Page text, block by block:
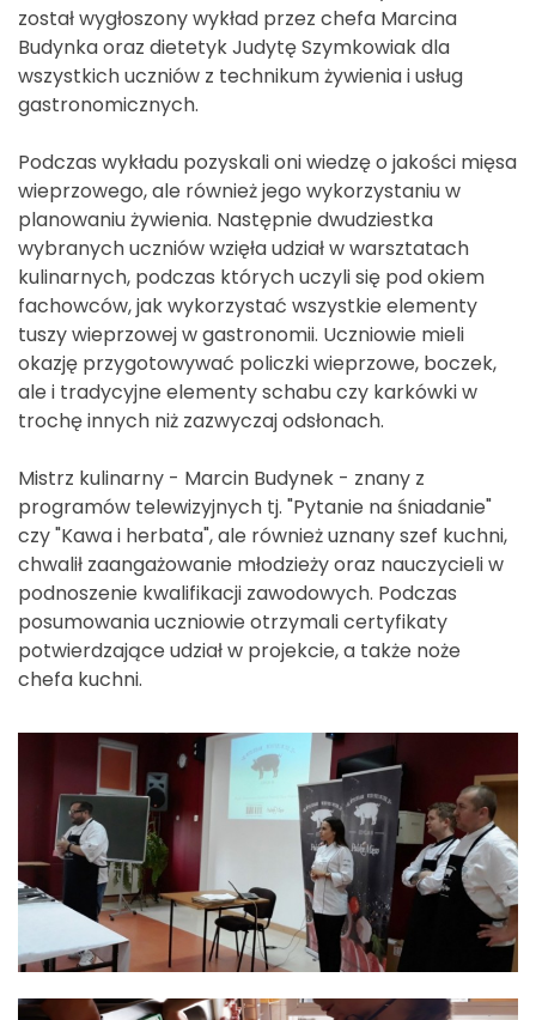
został wygłoszony wykład przez chefa Marcina
Budynka oraz dietetyk Judytę Szymkowiak dla
wszystkich uczniów z technikum żywienia i usług
gastronomicznych.
Podczas wykładu pozyskali oni wiedzę o jakości mięsa
wieprzowego, ale również jego wykorzystaniu w
planowaniu żywienia. Następnie dwudziestka
wybranych uczniów wzięła udział w warsztatach
kulinarnych, podczas których uczyli się pod okiem
fachowców, jak wykorzystać wszystkie elementy
tuszy wieprzowej w gastronomii. Uczniowie mieli
okazję przygotowywać policzki wieprzowe, boczek,
ale i tradycyjne elementy schabu czy karkówki w
trochę innych niż zazwyczaj odsłonach.
Mistrz kulinarny - Marcin Budynek - znany z
programów telewizyjnych tj. "Pytanie na śniadanie"
czy "Kawa i herbata", ale również uznany szef kuchni,
chwalił zaangażowanie młodzieży oraz nauczycieli w
podnoszenie kwalifikacji zawodowych. Podczas
posumowania uczniowie otrzymali certyfikaty
potwierdzające udział w projekcie, a także noże
chefa kuchni.